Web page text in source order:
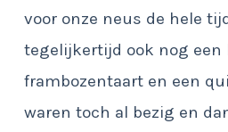
voor onze neus de hele
tegelijkertijd ook nog een
frambozentaart en een
waren toch al bezig en